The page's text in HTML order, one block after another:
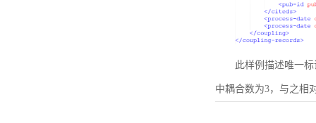
此样例描述唯一标
中耦合数为3，与之相